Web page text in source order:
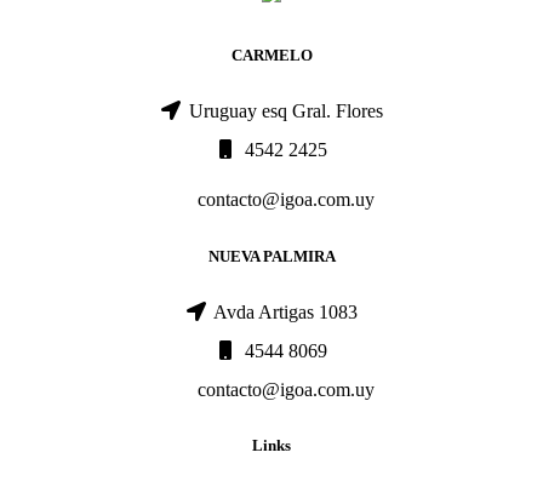
CARMELO
Uruguay esq Gral. Flores
4542 2425
contacto@igoa.com.uy
NUEVA PALMIRA
Avda Artigas 1083
4544 8069
contacto@igoa.com.uy
Links